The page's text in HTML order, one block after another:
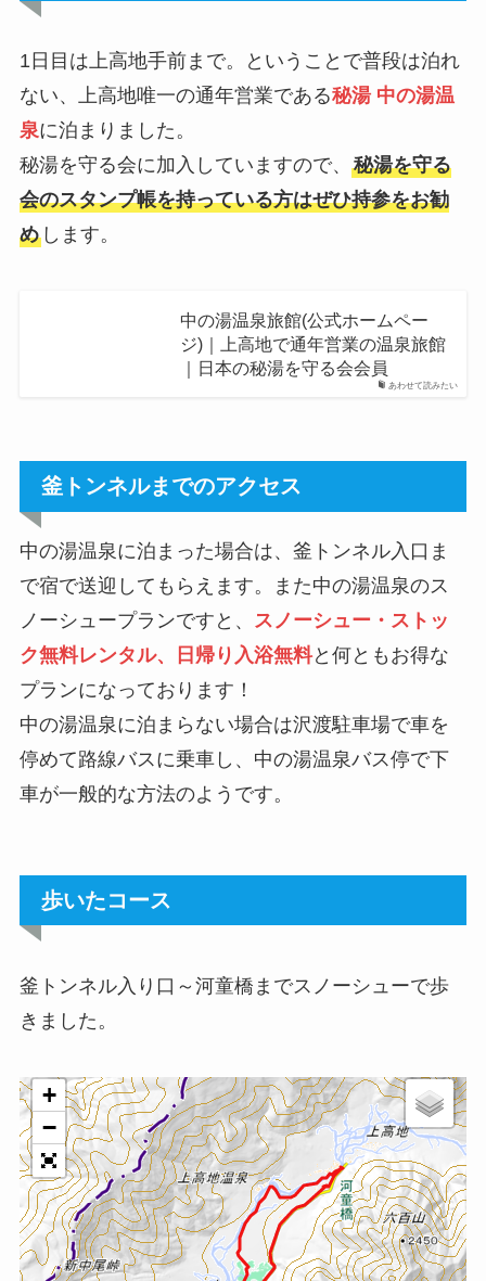
1日目は上高地手前まで。ということで普段は泊れ
ない、上高地唯一の通年営業である秘湯 中の湯温
泉に泊まりました。
秘湯を守る会に加入していますので、 秘湯を守る
会のスタンプ帳を持っている方はぜひ持参をお勧
めします。
あわせて読みたい
中の湯温泉旅館(公式ホームペー
ジ)｜上高地で通年営業の温泉旅館
｜日本の秘湯を守る会会員
釜トンネルまでのアクセス
中の湯温泉に泊まった場合は、釜トンネル入口ま
で宿で送迎してもらえます。また中の湯温泉のス
ノーシュープランですと、
スノーシュー・ストッ
ク無料レンタル、日帰り入浴無料と何ともお得な
プランになっております！
中の湯温泉に泊まらない場合は沢渡駐車場で車を
停めて路線バスに乗車し、中の湯温泉バス停で下
車が一般的な方法のようです。
歩いたコース
釜トンネル入り口～河童橋までスノーシューで歩
きました。
+
−